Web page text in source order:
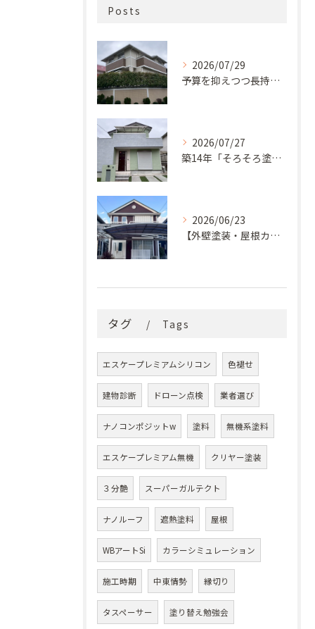
Posts
2026/07/29
予算を抑えつつ長持ち！築33年モルタル外壁と屋根の塗り替え
2026/07/27
築14年「そろそろ塗り替え時？」コケ・汚れが気になっていた神戸市北区M様邸が新築同様の美しい外観に蘇るまで
2026/06/23
【外壁塗装・屋根カバー工法】築29年の剥がれや汚れのお悩みを「ナノコンポジットW」と屋根カバー工法で解決
タグ Tags
エスケープレミアムシリコン 色褪せ
建物診断 ドローン点検 業者選び
ナノコンポジットw 塗料 無機系塗料
エスケープレミアム無機 クリヤー塗装
３分艶 スーパーガルテクト
ナノルーフ 遮熱塗料 屋根
WBアートSi カラーシミュレーション
施工時期 中東情勢 縁切り
タスペーサー 塗り替え勉強会